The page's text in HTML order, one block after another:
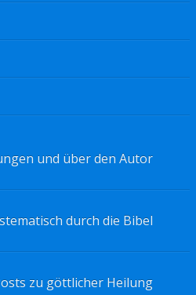
und über den Autor
durch die Bibel
zu göttlicher Heilung